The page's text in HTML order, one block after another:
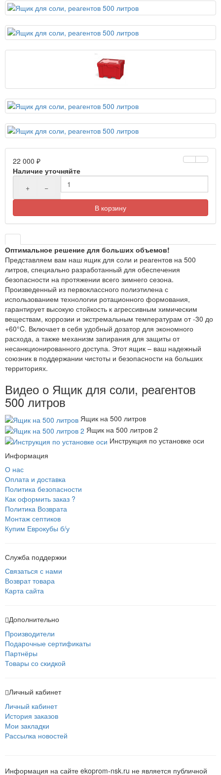
22 000 ₽
Наличие уточняйте
+
−
В корзину
Оптимальное решение для больших объемов!
Представляем вам наш ящик для соли и реагентов на 500
литров, специально разработанный для обеспечения
безопасности на протяжении всего зимнего сезона.
Произведенный из первоклассного полиэтилена с
использованием технологии ротационного формования,
гарантирует высокую стойкость к агрессивным химическим
веществам, коррозии и экстремальным температурам от -30 до
+60°C. Включает в себя удобный дозатор для экономного
расхода, а также механизм запирания для защиты от
несанкционированного доступа. Этот ящик – ваш надежный
союзник в поддержании чистоты и безопасности на больших
территориях.
Видео о Ящик для соли, реагентов
500 литров
Ящик на 500 литров
Ящик на 500 литров 2
Инструкция по установке оси
Информация
О нас
Оплата и доставка
Политика безопасности
Как оформить заказ ?
Политика Возврата
Монтаж септиков
Купим Еврокубы б/у
Служба поддержки
Связаться с нами
Возврат товара
Карта сайта
Дополнительно
Производители
Подарочные сертификаты
Партнёры
Товары со скидкой
Личный кабинет
Личный кабинет
История заказов
Мои закладки
Рассылка новостей
Информация на сайте ekoprom-nsk.ru не является публичной